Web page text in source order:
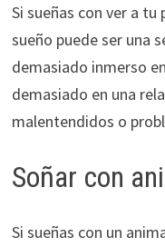
Si sueñas con ver a
sueño puede ser una
demasiado inmerso
demasiado en una
malentendidos o
Soñar con
Si sueñas con un